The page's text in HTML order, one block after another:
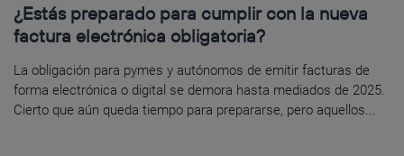
¿Estás preparado para cumplir con la nueva
factura electrónica obligatoria?
La obligación para pymes y autónomos de emitir facturas de
forma electrónica o digital se demora hasta mediados de 2025.
Cierto que aún queda tiempo para prepararse, pero aquellos...